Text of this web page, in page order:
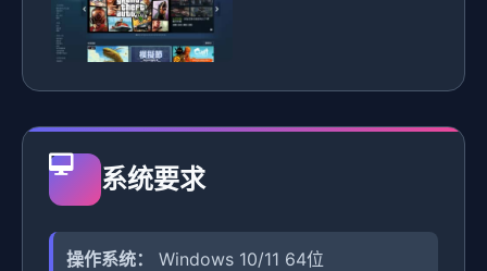
系统要求
操作系统： Windows 10/11 64位